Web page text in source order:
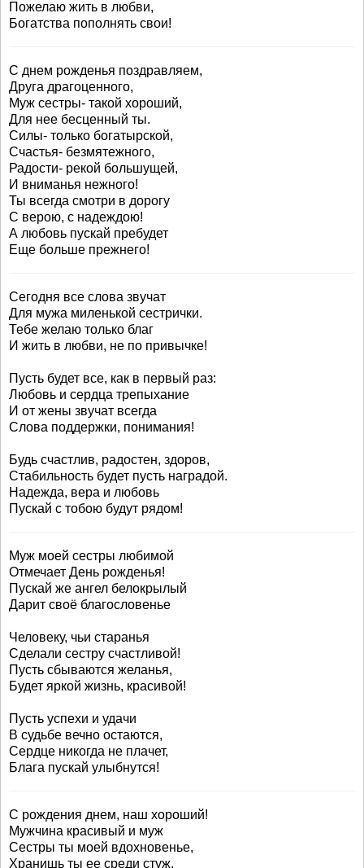
Пожелаю жить в любви,
Богатства пополнять свои!
С днем рожденья поздравляем,
Друга драгоценного,
Муж сестры- такой хороший,
Для нее бесценный ты.
Силы- только богатырской,
Счастья- безмятежного,
Радости- рекой большущей,
И вниманья нежного!
Ты всегда смотри в дорогу
С верою, с надеждою!
А любовь пускай пребудет
Еще больше прежнего!
Сегодня все слова звучат
Для мужа миленькой сестрички.
Тебе желаю только благ
И жить в любви, не по привычке!
Пусть будет все, как в первый раз:
Любовь и сердца трепыхание
И от жены звучат всегда
Слова поддержки, понимания!
Будь счастлив, радостен, здоров,
Стабильность будет пусть наградой.
Надежда, вера и любовь
Пускай с тобою будут рядом!
Муж моей сестры любимой
Отмечает День рожденья!
Пускай же ангел белокрылый
Дарит своё благословенье
Человеку, чьи старанья
Сделали сестру счастливой!
Пусть сбываются желанья,
Будет яркой жизнь, красивой!
Пусть успехи и удачи
В судьбе вечно остаются,
Сердце никогда не плачет,
Блага пускай улыбнутся!
С рождения днем, наш хороший!
Мужчина красивый и муж
Сестры ты моей вдохновенье,
Хранишь ты ее среди стуж.